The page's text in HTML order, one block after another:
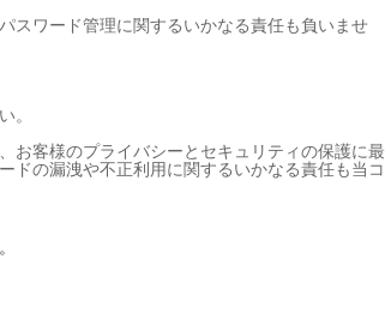
スワード管理に関するいかなる責任も負いませ
。
お客様のプライバシーとセキュリティの保護に最
ドの漏洩や不正利用に関するいかなる責任も当コ